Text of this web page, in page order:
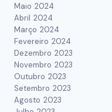
Maio 2024
Abril 2024
Março 2024
Fevereiro 2024
Dezembro 2023
Novembro 2023
Outubro 2023
Setembro 2023
Agosto 2023